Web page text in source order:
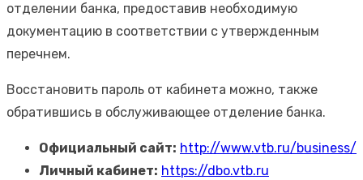
отделении банка, предоставив необходимую
документацию в соответствии с утвержденным
перечнем.
Восстановить пароль от кабинета можно, также
обратившись в обслуживающее отделение банка.
Официальный сайт: http://www.vtb.ru/business/
Личный кабинет: https://dbo.vtb.ru